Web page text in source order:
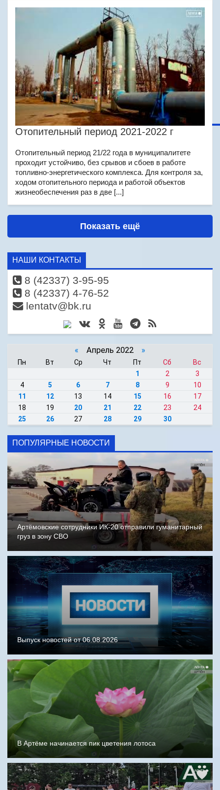
Отопительный период 2021-2022 г
Отопительный период 21/22 года в муниципалитете
проходит устойчиво, без срывов и сбоев в работе
топливно-энергетического комплекса. Для контроля за,
ходом отопительного периода и работой объектов
жизнеобеспечения раз в две [...]
Показать ещё
НАШИ КОНТАКТЫ
8 (42337) 3-95-95
8 (42337) 4-76-52
lentatv@bk.ru
« Апрель 2022 »
Пн Вт Ср Чт Пт Сб
Вс
1
2
3
4
5 6 7 8 9
10
11
12 13 14 15 16
17
18
19 20 21 22 23
24
25
26 27 28 29 30
ПОПУЛЯРНЫЕ НОВОСТИ
Артёмовские сотрудники ИК-20 отправили гуманитарный
груз в зону СВО
Выпуск новостей от 06.08.2026
В Артёме начинается пик цветения лотоса